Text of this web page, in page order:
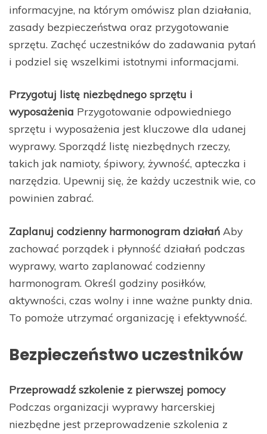
informacyjne, na którym omówisz plan działania,
zasady bezpieczeństwa oraz przygotowanie
sprzętu. Zachęć uczestników do zadawania pytań
i podziel się wszelkimi istotnymi informacjami.
Przygotuj listę niezbędnego sprzętu i
wyposażenia Przygotowanie odpowiedniego
sprzętu i wyposażenia jest kluczowe dla udanej
wyprawy. Sporządź listę niezbędnych rzeczy,
takich jak namioty, śpiwory, żywność, apteczka i
narzędzia. Upewnij się, że każdy uczestnik wie, co
powinien zabrać.
Zaplanuj codzienny harmonogram działań Aby
zachować porządek i płynność działań podczas
wyprawy, warto zaplanować codzienny
harmonogram. Określ godziny posiłków,
aktywności, czas wolny i inne ważne punkty dnia.
To pomoże utrzymać organizację i efektywność.
Bezpieczeństwo uczestników
Przeprowadź szkolenie z pierwszej pomocy
Podczas organizacji wyprawy harcerskiej
niezbędne jest przeprowadzenie szkolenia z